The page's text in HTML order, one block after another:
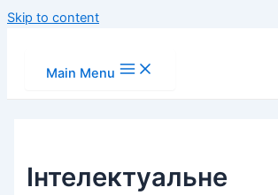
Skip to content
Main Menu
Інтелектуальне